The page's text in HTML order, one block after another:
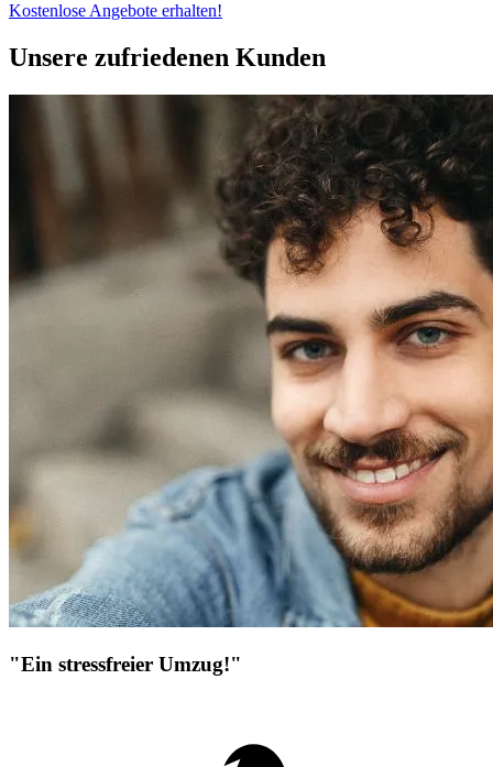
Kostenlose Angebote erhalten!
Unsere zufriedenen Kunden
"Ein stressfreier Umzug!"